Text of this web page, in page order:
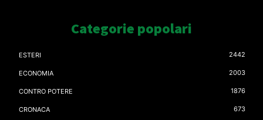
Categorie popolari
ESTERI 2442
ECONOMIA 2003
CONTRO POTERE 1876
CRONACA 673